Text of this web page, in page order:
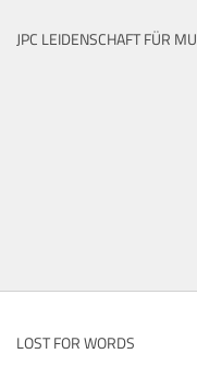
JPC LEIDENSCHAFT FÜR
LOST FOR WORDS